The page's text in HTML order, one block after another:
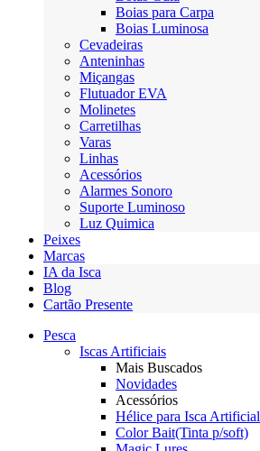
Boias para Carpa
Boias Luminosa
Cevadeiras
Anteninhas
Miçangas
Flutuador EVA
Molinetes
Carretilhas
Varas
Linhas
Acessórios
Alarmes Sonoro
Suporte Luminoso
Luz Quimica
Peixes
Marcas
IA da Isca
Blog
Cartão Presente
Pesca
Iscas Artificiais
Mais Buscados
Novidades
Acessórios
Hélice para Isca Artificial
Color Bait(Tinta p/soft)